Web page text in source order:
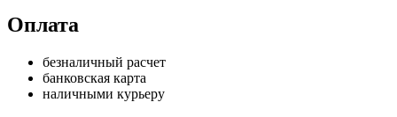
Оплата
безналичный расчет
банковская карта
наличными курьеру